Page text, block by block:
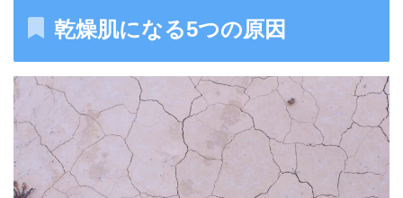
乾燥肌になる5つの原因